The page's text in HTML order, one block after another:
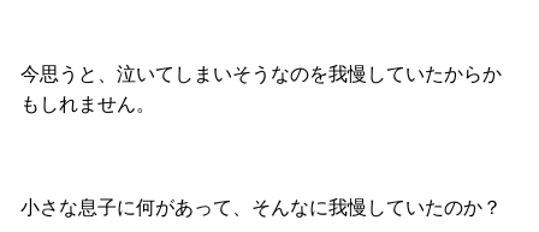
今思うと、泣いてしまいそうなのを我慢していたからか
もしれません。
小さな息子に何があって、そんなに我慢していたのか？